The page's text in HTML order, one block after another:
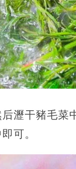
瀝干豬毛菜
可。